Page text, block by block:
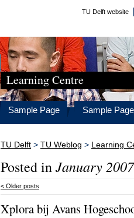
TU Delft website
Learning Centre
Sample Page Sample Page
TU Delft > TU Weblog > Learning
Posted inJanuary 2007
< Older posts
Xplora bij Avans